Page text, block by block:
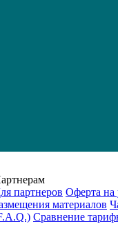
партнеров Оферта на
материалов
Cравнение